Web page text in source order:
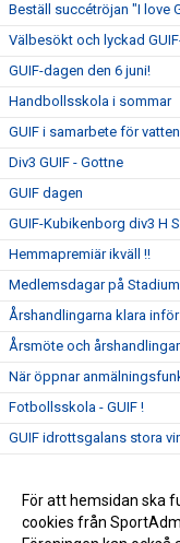
Beställ succétröjan "I love
Välbesökt och lyckad
GUIF-dagen den 6 juni!
Handbollsskola i sommar
GUIF i samarbete för
Div3 GUIF - Gottne
GUIF dagen
GUIF-Kubikenborg div3 H
Hemmapremiär ikväll !!
Medlemsdagar på
Årshandlingarna klara
Årsmöte och
När öppnar
Fotbollsskola - GUIF !
GUIF idrottsgalans stora
Övergång från klasslag
Klasslagsturnering i
För att hemsidan ska
cookies från